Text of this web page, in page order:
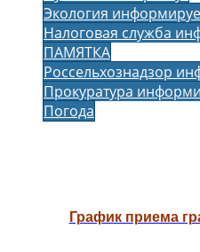
Экология
Налоговая служба
ПАМЯТКА
Россельхознадзор
Прокуратура
Погода
График приема